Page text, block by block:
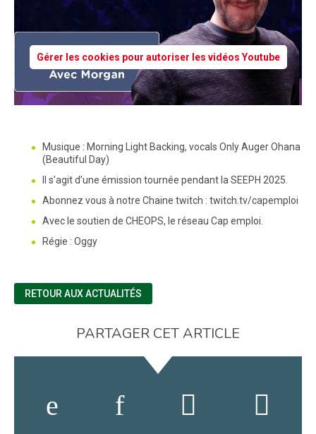
Gérer les cookies pour autoriser les vidéos Youtube
Musique : Morning Light Backing, vocals Only Auger Ohana
(Beautiful Day)
Il s’agit d’une émission tournée pendant la SEEPH 2025.
Abonnez vous à notre Chaine twitch : twitch.tv/capemploi
Avec le soutien de CHEOPS, le réseau Cap emploi.
Régie : Oggy
RETOUR AUX ACTUALITÉS
PARTAGER CET ARTICLE